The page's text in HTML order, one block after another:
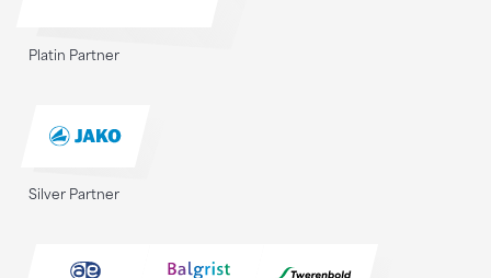
Platin Partner
Silver Partner